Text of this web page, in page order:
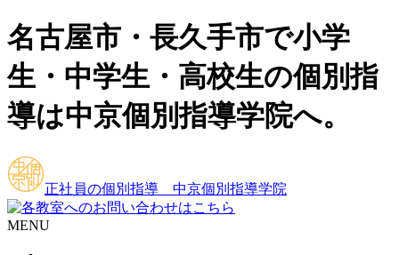
名古屋市・長久手市で小学
生・中学生・高校生の個別指
導は中京個別指導学院へ。
正社員の個別指導 中京個別指導学院
MENU